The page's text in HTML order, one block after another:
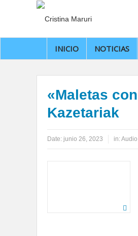
INICIO NOTICIAS
«Maletas
Kazetariak
Date: junio 26, 2023 in: